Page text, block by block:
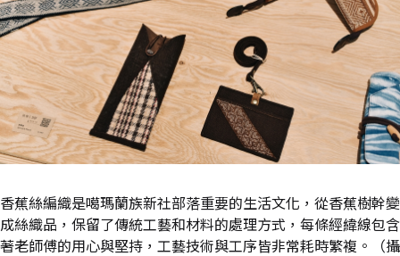
香蕉絲編織是噶瑪蘭族新社部落重要的生活文化，從香蕉樹幹變
成絲織品，保留了傳統工藝和材料的處理方式，每條經緯線包含
著老師傅的用心與堅持，工藝技術與工序皆非常耗時繁複。（攝